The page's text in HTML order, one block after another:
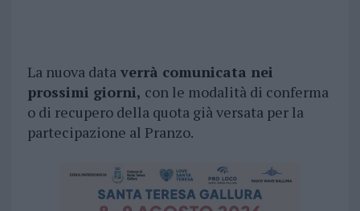
La nuova dataverrà comunicata nei
prossimi giorni, con le modalità di conferma
o di recupero della quota già versata per la
partecipazione al Pranzo.